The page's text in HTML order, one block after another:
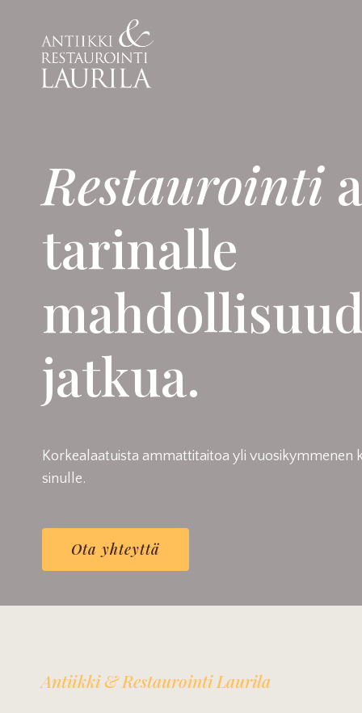
sisältöön
Restaurointi
tarinalle
jatkua.
Korkealaatuista ammattitaitoa yli vuosikymmenen
sinulle.
Ota yhteyttä
Antiikki & Restaurointi Laurila